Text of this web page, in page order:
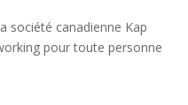
société canadienne Kap
pour toute personne